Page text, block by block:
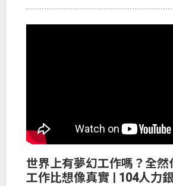
世界上有夢幻工作嗎？全然
工作比想像真實 | 104人力